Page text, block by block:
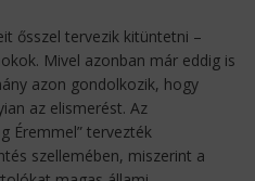
ősszel tervezik kitüntetni –
Mivel azonban már eddig is
azon gondolkozik, hogy
az elismerést. Az
Éremmel” tervezték
szellemében, miszerint a